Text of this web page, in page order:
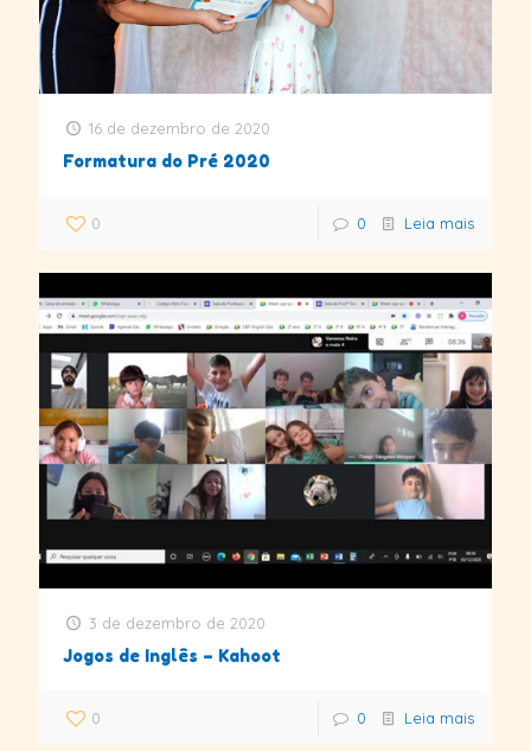
16 de dezembro de 2020
Formatura do Pré 2020
0 0 Leia mais
3 de dezembro de 2020
Jogos de Inglês – Kahoot
0 0 Leia mais